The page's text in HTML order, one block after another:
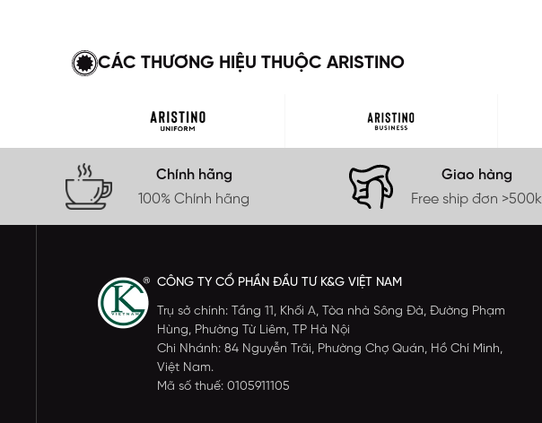
CÁC THƯƠNG HIỆU THUỘC ARISTINO
Chính hãng
100% Chính hãng
Giao hàng
Free ship đơn >500k
CÔNG TY CỔ PHẦN ĐẦU TƯ K&G VIỆT NAM
Trụ sở chính: Tầng 11, Khối A, Tòa nhà Sông Đà, Đường Phạm
Hùng, Phường Từ Liêm, TP Hà Nội
Chi Nhánh: 84 Nguyễn Trãi, Phường Chợ Quán, Hồ Chí Minh,
Việt Nam.
Mã số thuế: 0105911105